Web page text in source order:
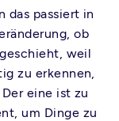
das passiert in
ob
weil
zu erkennen,
eine ist zu
um Dinge zu